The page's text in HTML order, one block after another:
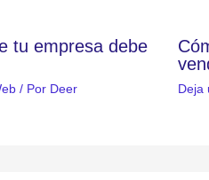
tu empresa debe
/ Por Deer Deja